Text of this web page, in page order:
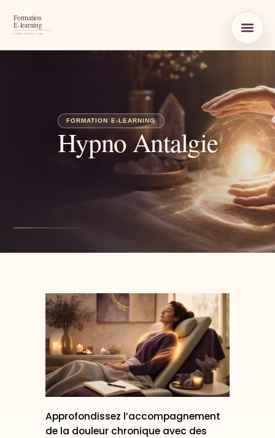
Hypno Antalgie
Approfondissez l’accompagnement
de la douleur chronique avec des